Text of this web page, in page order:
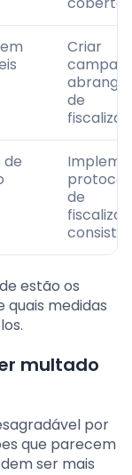
Criar
de
de
de
estão os
quais medidas
multado
por
que parecem
ser mais